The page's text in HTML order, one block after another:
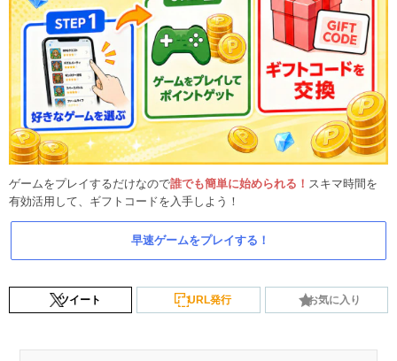
ゲームをプレイするだけなので誰でも簡単に始められる！ スキマ時間を
有効活用して、ギフトコードを入手しよう！
早速ゲームをプレイする！
ツイート URL発行 お気に入り